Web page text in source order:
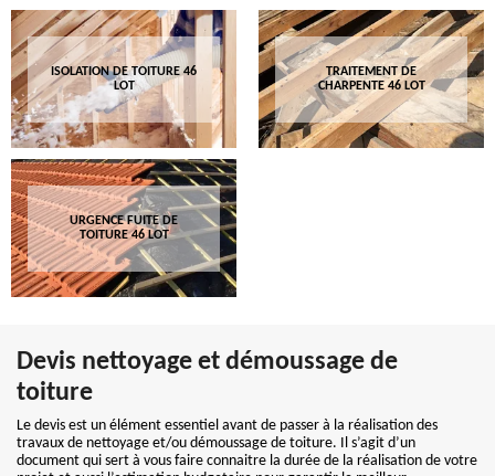
ISOLATION DE TOITURE 46
LOT
TRAITEMENT DE
CHARPENTE 46 LOT
URGENCE FUITE DE
TOITURE 46 LOT
Devis nettoyage et démoussage de
toiture
Le devis est un élément essentiel avant de passer à la réalisation des
travaux de nettoyage et/ou démoussage de toiture. Il s’agit d’un
document qui sert à vous faire connaitre la durée de la réalisation de votre